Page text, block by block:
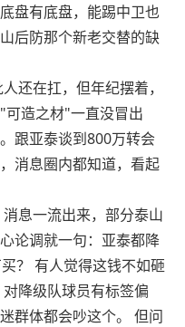
盘有底盘，能踢中卫也
后防那个新老交替的缺
还在扛，但年纪摆着，
造之材"一直没冒出
跟亚泰谈到800万转会
消息圈内都知道，看起
息一流出来，部分泰山
论调就一句：亚泰都降
？ 有人觉得这钱不如砸
降级队球员有标签偏
群体都会吵这个。 但问